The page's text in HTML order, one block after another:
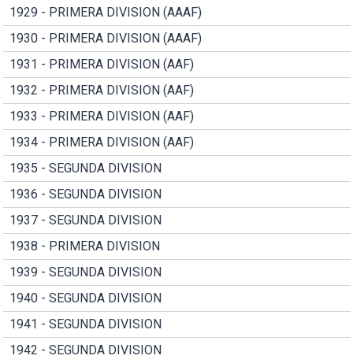
1929 - PRIMERA DIVISION (AAAF)
1930 - PRIMERA DIVISION (AAAF)
1931 - PRIMERA DIVISION (AAF)
1932 - PRIMERA DIVISION (AAF)
1933 - PRIMERA DIVISION (AAF)
1934 - PRIMERA DIVISION (AAF)
1935 - SEGUNDA DIVISION
1936 - SEGUNDA DIVISION
1937 - SEGUNDA DIVISION
1938 - PRIMERA DIVISION
1939 - SEGUNDA DIVISION
1940 - SEGUNDA DIVISION
1941 - SEGUNDA DIVISION
1942 - SEGUNDA DIVISION